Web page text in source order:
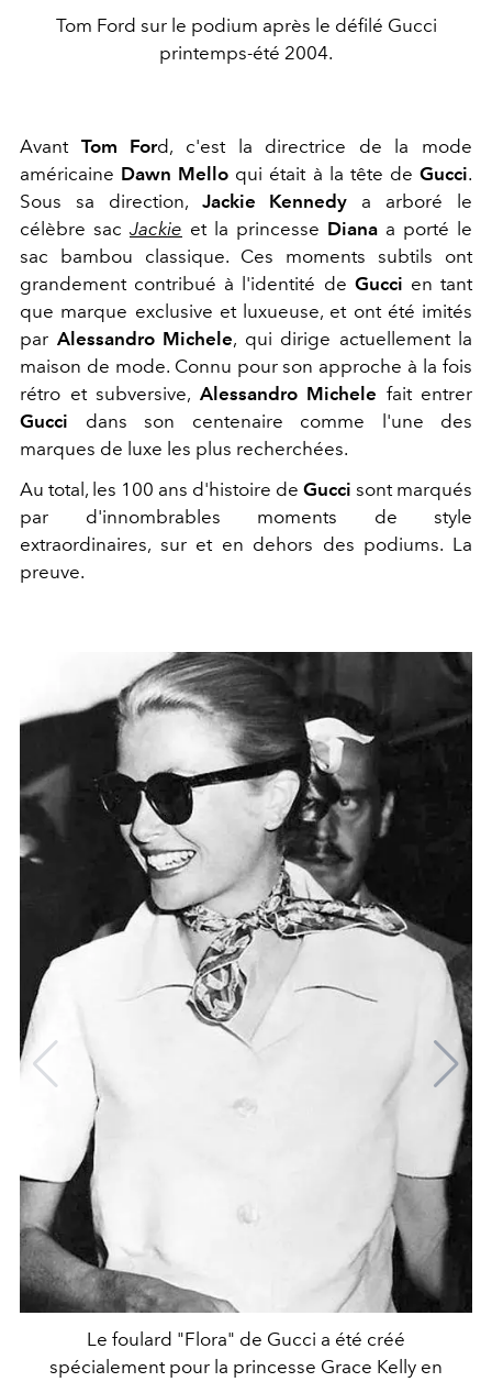
Tom Ford sur le podium après le défilé Gucci
printemps-été 2004.
Avant Tom Ford, c'est la directrice de la mode
américaine Dawn Mello qui était à la tête deGucci.
Sous sa direction, Jackie Kennedy a arboré le
célèbre sac Jackie et la princesse Diana a porté le
sac bambou classique. Ces moments subtils ont
grandement contribué à l'identité de Gucci en tant
que marque exclusive et luxueuse, et ont été imités
par Alessandro Michele, qui dirige actuellement la
maison de mode. Connu pour son approche à la fois
rétro et subversive, Alessandro Michele fait entrer
Gucci dans son centenaire comme l'une des
marques de luxe les plus recherchées.
Au total, les 100 ans d'histoire de Gucci sont marqués
par d'innombrables moments de style
extraordinaires, sur et en dehors des podiums. La
preuve.
Le foulard "Flora" de Gucci a été créé
spécialement pour la princesse Grace Kelly en